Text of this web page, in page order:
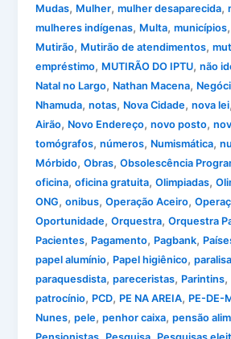
Mudas, Mulher,mulher desaparecida,
mulheres indígenas, Multa,municípios,
Mutirão, Mutirão de atendimentos,
empréstimo, MUTIRÃO DO IPTU,não
Natal no Largo, Nathan Macena,
Nhamuda,notas, Nova Cidade,nova lei
Airão, Novo Endereço,novo posto,
tomógrafos,números, Numismática,
Mórbido,Obras,Obsolescência
oficina,oficina gratuita,Olimpiadas,
ONG,onibus,Operação Aceiro,
Oportunidade,Orquestra,Orquestra
Pacientes, Pagamento, Pagbank,
papel alumínio, Papel higiênico,
paraquesdista,pareceristas, Parintins,
patrocínio, PCD, PE NA AREIA, PE-DE-
Nunes,pele,penhor caixa,pensão